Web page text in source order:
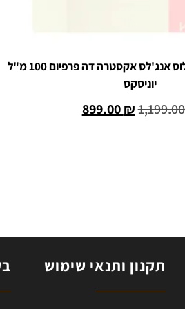
מנט טו בי סין נישאן לוס אנג'לס אקסטרה דה פרפיום 100 מ"ל
יוניסקס
899.00₪
תקנון ותנאי שימוש